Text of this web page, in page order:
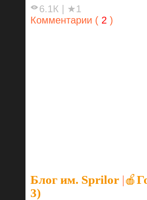
6.1К
★1
Комментарии ( 2 )
Блог им. Sprilor |
3)